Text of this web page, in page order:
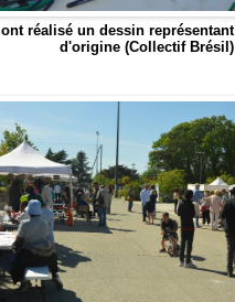
ont réalisé un dessin
d'origine (Collectif Brésil)